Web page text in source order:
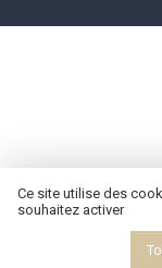
Ce site utilise des
souhaitez activer